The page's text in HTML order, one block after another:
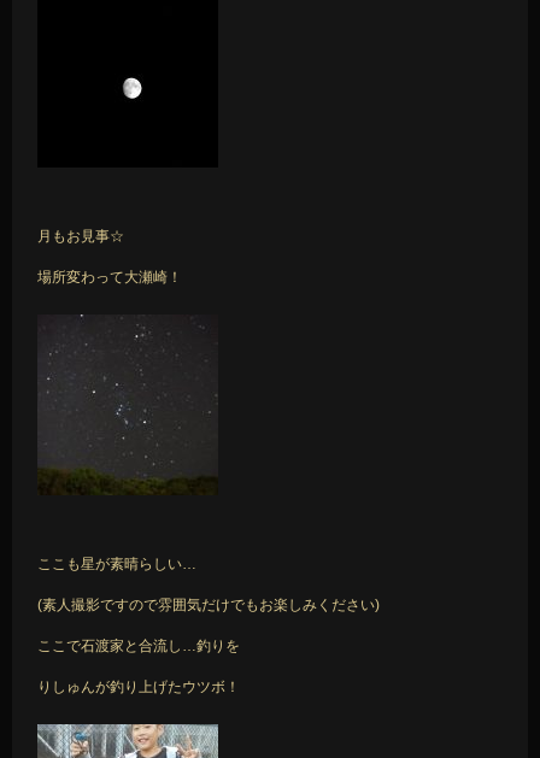
月もお見事☆
場所変わって大瀬崎！
ここも星が素晴らしい…
(素人撮影ですので雰囲気だけでもお楽しみください)
ここで石渡家と合流し…釣りを
りしゅんが釣り上げたウツボ！